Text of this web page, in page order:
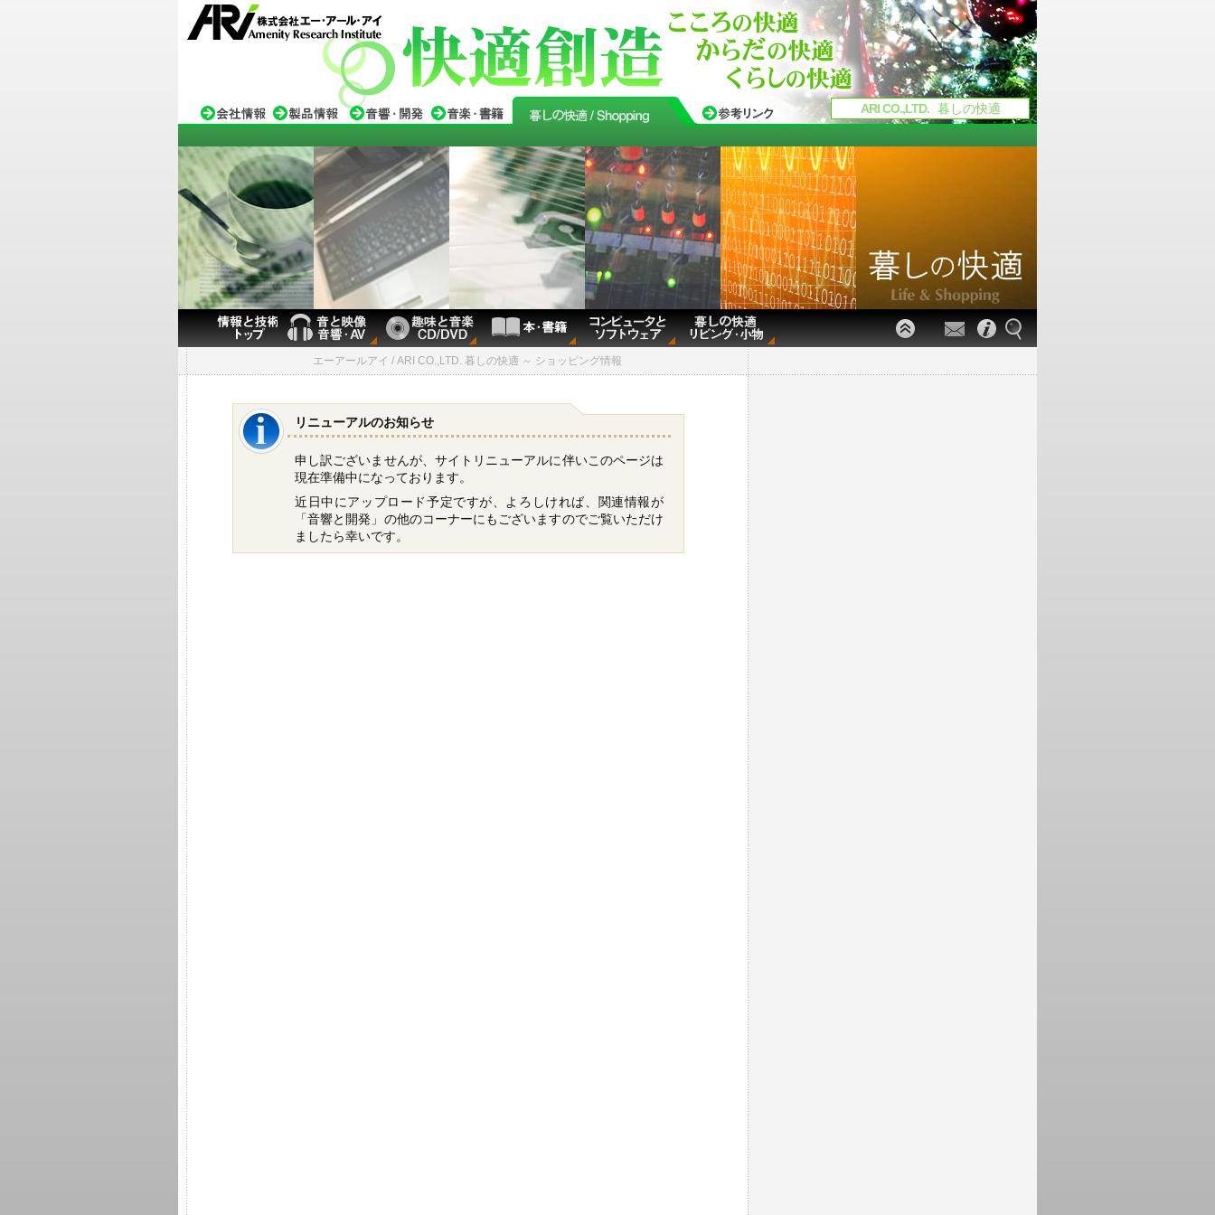
ARI CO.,LTD. 暮しの快適
エーアールアイ / ARI CO.,LTD. 暮しの快適 ～ ショッピング情報
リニューアルのお知らせ
申し訳ございませんが、サイトリニューアルに伴いこのページは
現在準備中になっております。
近日中にアップロード予定ですが、よろしければ、関連情報が
「音響と開発」の他のコーナーにもございますのでご覧いただけ
ましたら幸いです。